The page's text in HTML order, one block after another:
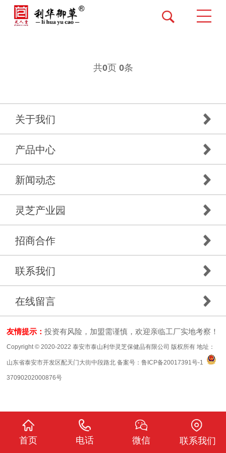
共0页 0条
关于我们
产品中心
新闻动态
灵芝产业园
招商合作
联系我们
在线留言
友情提示：投资有风险，加盟需谨慎，欢迎亲临工厂实地考察！
Copyright © 2020-2022 泰安市泰山利华灵芝保健品有限公司 版权所有 地址：
山东省泰安市开发区配天门大街中段路北 备案号：鲁ICP备20017391号-1
37090202000876号
首页 电话 微信 联系我们